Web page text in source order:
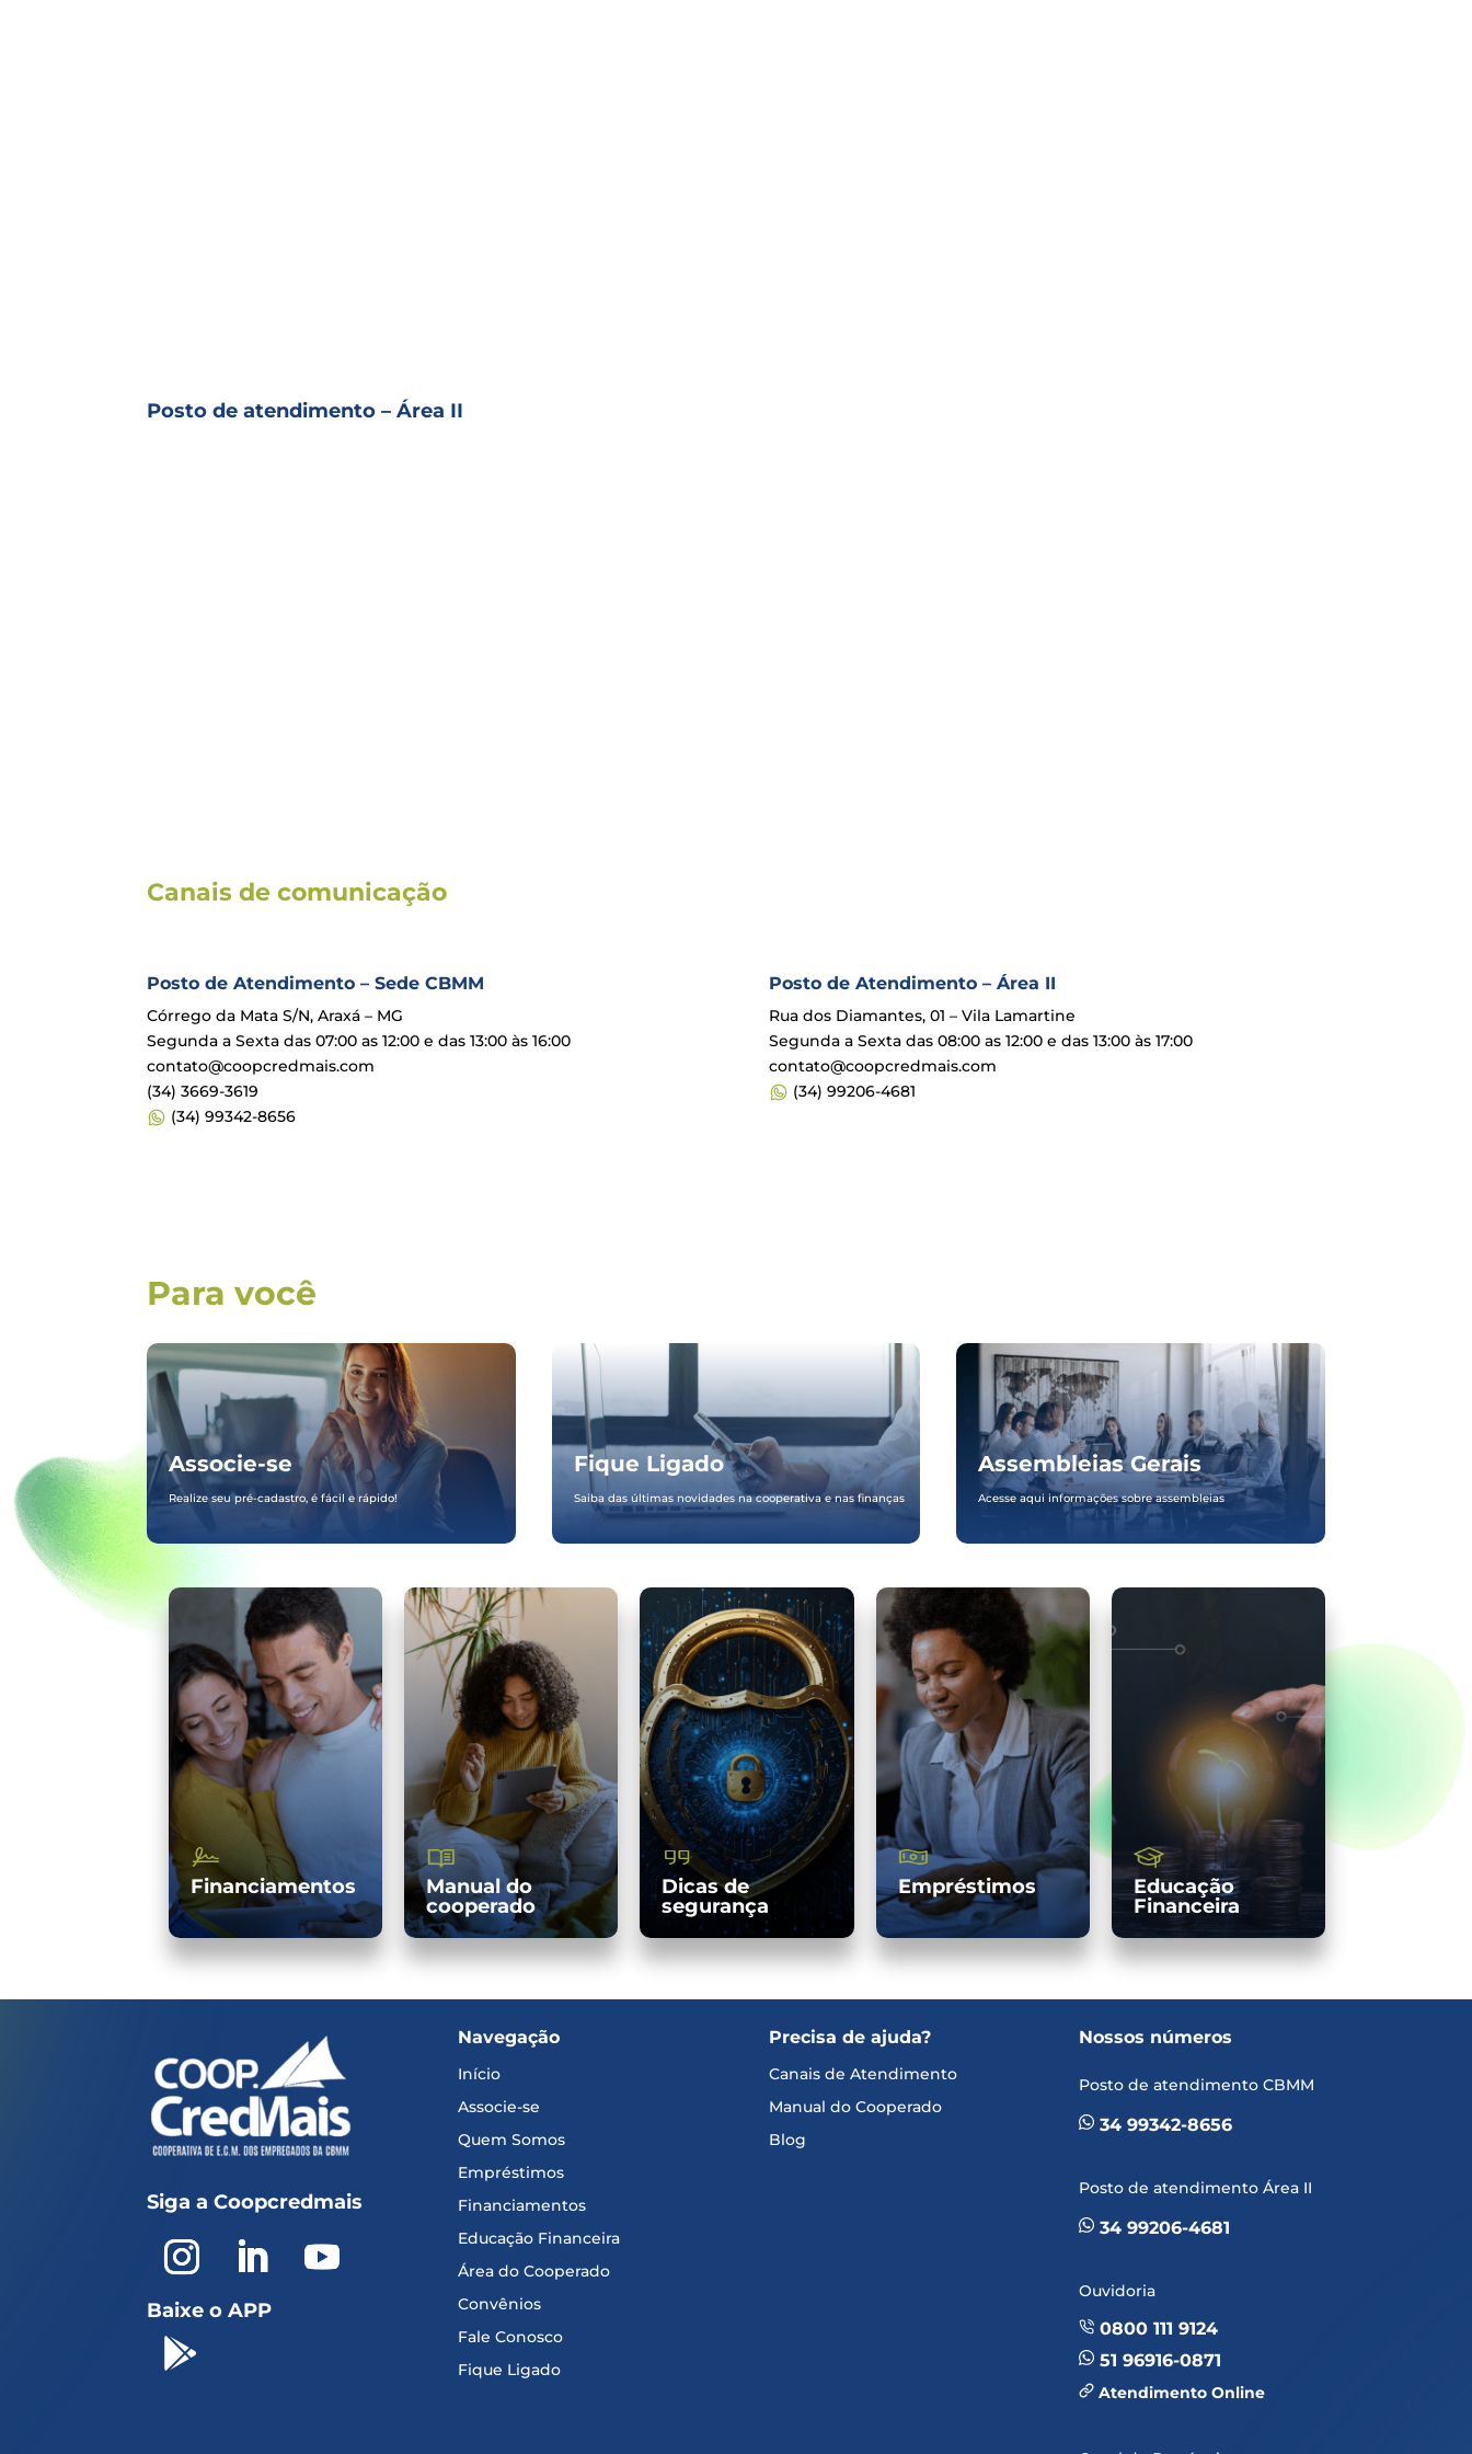
Posto de atendimento – Área II
Canais de comunicação
Posto de Atendimento – Sede CBMM
Córrego da Mata S/N, Araxá – MG
Segunda a Sexta das 07:00 as 12:00 e das 13:00 às 16:00
contato@coopcredmais.com
(34) 3669-3619
(34) 99342-8656
Posto de Atendimento – Área II
Rua dos Diamantes, 01 – Vila Lamartine
Segunda a Sexta das 08:00 as 12:00 e das 13:00 às 17:00
contato@coopcredmais.com
(34) 99206-4681
Para você
Associe-se
Realize seu pré-cadastro, é fácil e rápido!
Fique Ligado
Saiba das últimas novidades na cooperativa e nas finanças
Assembleias Gerais
Acesse aqui informações sobre assembleias
Financiamentos
Manual do
cooperado
Dicas de
segurança
Empréstimos
Educação
Financeira
Siga a Coopcredmais
Baixe o APP

Navegação
Início
Associe-se
Quem Somos
Empréstimos
Financiamentos
Educação Financeira
Área do Cooperado
Convênios
Fale Conosco
Fique Ligado
Precisa de ajuda?
Canais de Atendimento
Manual do Cooperado
Blog
Nossos números
Posto de atendimento CBMM
34 99342-8656
Posto de atendimento Área II
34 99206-4681
Ouvidoria
0800 111 9124
51 96916-0871
Atendimento Online